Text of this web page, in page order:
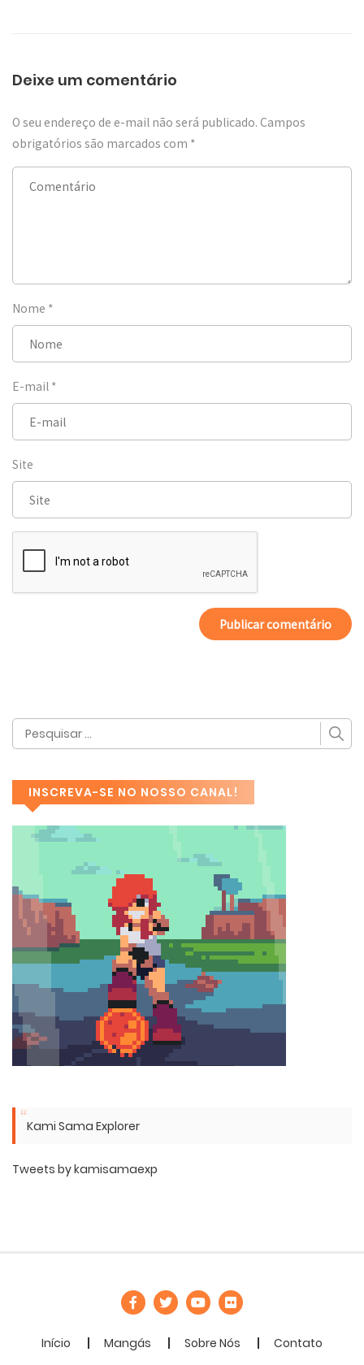
Deixe um comentário
O seu endereço de e-mail não será publicado. Campos
obrigatórios são marcados com *
Nome *
E-mail *
Site
INSCREVA-SE NO NOSSO CANAL!
Kami Sama Explorer
Tweets by kamisamaexp
Início Mangás Sobre Nós Contato